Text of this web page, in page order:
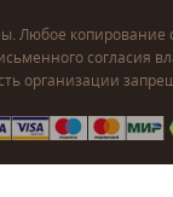
Любое копирование
согласия
организации